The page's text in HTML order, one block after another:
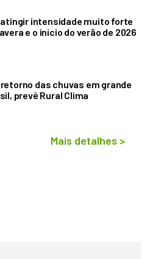
atingir intensidade muito forte
e o início do verão de 2026
das chuvas em grande
prevê Rural Clima
Mais detalhes >